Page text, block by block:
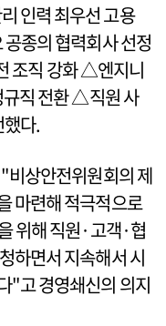
인력 최우선 고용
종의 협력회사 선정
조직 강화 △엔지니
직 전환 △직원 사
했다.
비상안전위원회의 제
마련해 적극적으로
위해 직원·고객·협
하면서 지속해서 시
"고 경영쇄신의 의지